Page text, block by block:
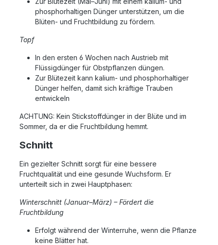
phosphorhaltigen Dünger unterstützen, um die
Blüten- und Fruchtbildung zu fördern.
Topf
In den ersten 6 Wochen nach Austrieb mit
Flüssigdünger für Obstpflanzen düngen.
Zur Blütezeit kann kalium- und phosphorhaltiger
Dünger helfen, damit sich kräftige Trauben
entwickeln
ACHTUNG: Kein Stickstoffdünger in der Blüte und im
Sommer, da er die Fruchtbildung hemmt.
Schnitt
Ein gezielter Schnitt sorgt für eine bessere
Fruchtqualität und eine gesunde Wuchsform. Er
unterteilt sich in zwei Hauptphasen:
Winterschnitt (Januar–März) – Fördert die
Fruchtbildung
Erfolgt während der Winterruhe, wenn die Pflanze
keine Blätter hat.